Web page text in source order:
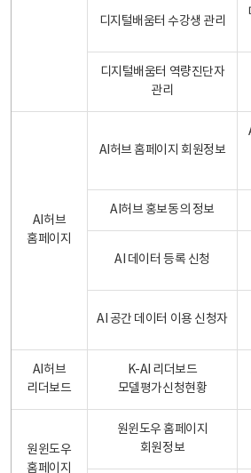
디지털배움터 수강생 관리
디지털배움터 역량진단자
관리
AI허브
홈페이지
AI허브 홈페이지 회원정보
AI허브 홍보동의 정보
AI 데이터 등록 신청
AI 공간 데이터 이용 신청자
AI허브
리더보드
K-AI 리더보드
모델평가신청현황
원윈도우
홈페이지
원윈도우 홈페이지
회원정보